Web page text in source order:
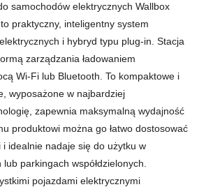
samochodów elektrycznych Wallbox
praktyczny, inteligentny system
i hybryd typu plug-in. Stacja
zarządzania ładowaniem
Wi-Fi lub Bluetooth. To kompaktowe i
wyposażone w najbardziej
zapewnia maksymalną wydajność
produktowi można go łatwo dostosować
idealnie nadaje się do użytku w
parkingach współdzielonych.
pojazdami elektrycznymi